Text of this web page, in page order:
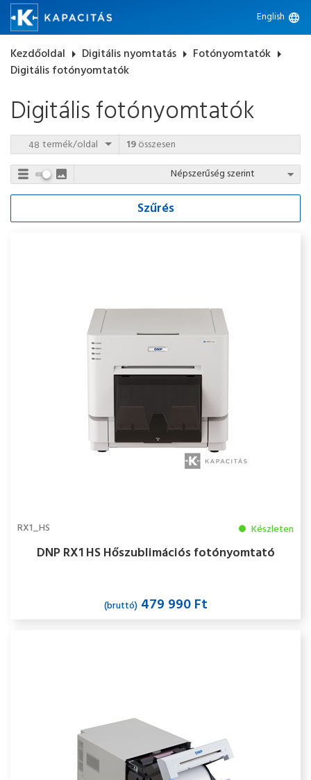
English language
Kezdőoldal arrow_right Digitális nyomtatás arrow_right Fotónyomtatók arrow_right
Digitális fotónyomtatók
Digitális fotónyomtatók
termék/oldal 19összesen
Szűrés
RX1_HS Készleten
DNP RX1 HS Hőszublimációs fotónyomtató
(bruttó)479 990 Ft